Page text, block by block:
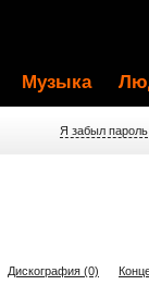
Музыка
Я забыл пароль
Дискография (0)